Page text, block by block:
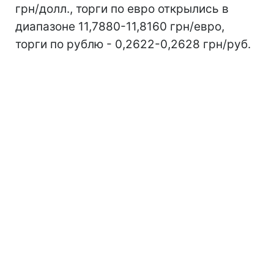
грн/долл., торги по евро открылись в
диапазоне 11,7880-11,8160 грн/евро,
торги по рублю - 0,2622-0,2628 грн/руб.